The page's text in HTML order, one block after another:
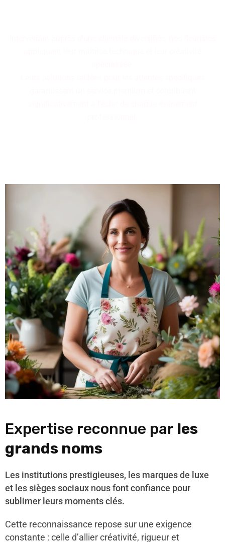
Expertise reconnue par les
grands noms
Les institutions prestigieuses, les marques de luxe
et les sièges sociaux nous font confiance pour
sublimer leurs moments clés.
Cette reconnaissance repose sur une exigence
constante : celle d’allier créativité, rigueur et